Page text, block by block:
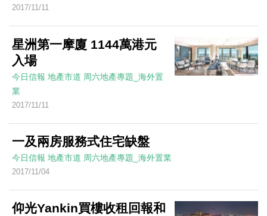
2017/11/11
星洲第一摩廈 1144萬港元
入場
今日信報 地產市道 周六地產專題_海外置
業
2017/11/11
一及兩房服務式住宅缺盤
今日信報 地產市道 周六地產專題_海外置業
2017/11/04
仰光Yankin買樓收租回報和